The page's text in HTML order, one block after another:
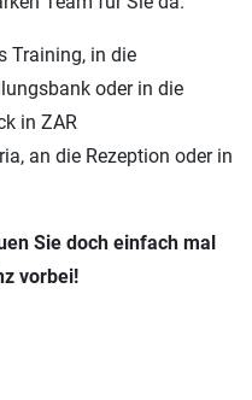
Training, in die
oder in die
in ZAR
an die Rezeption oder in
Sie doch einfach mal
vorbei!